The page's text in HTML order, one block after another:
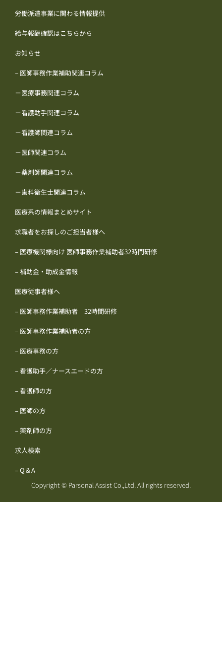
労働派遣事業に関わる情報提供
給与報酬確認はこちらから
お知らせ
– 医師事務作業補助関連コラム
－医療事務関連コラム
－看護助手関連コラム
－看護師関連コラム
－医師関連コラム
－薬剤師関連コラム
－歯科衛生士関連コラム
医療系の情報まとめサイト
求職者をお探しのご担当者様へ
– 医療機関様向け 医師事務作業補助者32時間研修
– 補助金・助成金情報
医療従事者様へ
– 医師事務作業補助者 32時間研修
– 医師事務作業補助者の方
– 医療事務の方
– 看護助手／ナースエードの方
– 看護師の方
– 医師の方
– 薬剤師の方
求人検索
– Q＆A
Copyright © Parsonal Assist Co.,Ltd. All rights reserved.